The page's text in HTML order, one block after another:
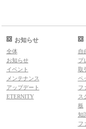
お知らせ
全体
お知らせ
イベント
メンテナンス
アップデート
ETERNITY
自
プ
取
ペ
フ
ス
板
知
フ